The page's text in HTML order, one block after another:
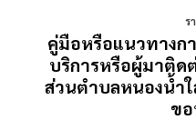
ร
คู่มือหรือแนวทางก
บริการหรือผู้มาติด
ส่วนตำบลหนองน้ำ
ข